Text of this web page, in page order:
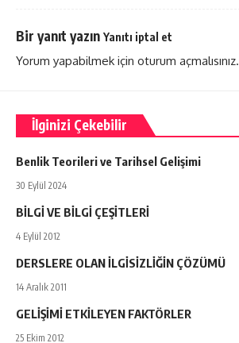
Bir yanıt yazın Yanıtı iptal et
Yorum yapabilmek için oturum açmalısınız.
İlginizi Çekebilir
Benlik Teorileri ve Tarihsel Gelişimi
30 Eylül 2024
BİLGİ VE BİLGİ ÇEŞİTLERİ
4 Eylül 2012
DERSLERE OLAN İLGİSİZLİĞİN ÇÖZÜMÜ
14 Aralık 2011
GELİŞİMİ ETKİLEYEN FAKTÖRLER
25 Ekim 2012